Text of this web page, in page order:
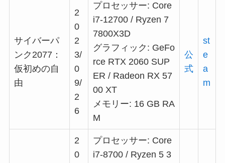
サイバーパ
ンク2077：
仮初めの自
由
2
0
2
3/
0
9/
2
6
プロセッサー: Core
i7-12700 / Ryzen 7
7800X3D
グラフィック: GeFo
rce RTX 2060 SUP
ER / Radeon RX 57
00 XT
メモリー: 16 GB RA
M
公
式
st
e
a
m
2
0
プロセッサー: Core
i7-8700 / Ryzen 5 3